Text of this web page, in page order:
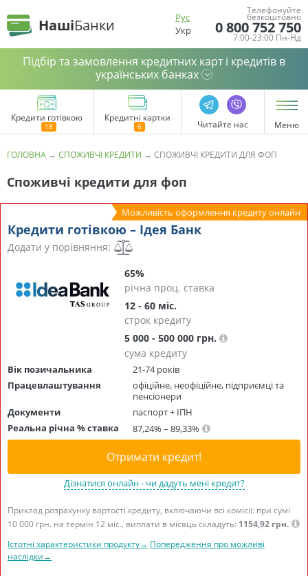
НашіБанки
Рус
Укр
Телефонуйте
безкоштовно
0 800 752 750
7:00-23:00 Пн-Нд
Підбір та замовлення кредитних карт і кредитів в
українських банках
Кредити готівкою Кредитні картки
Читайте нас Меню
ГОЛОВНА → СПОЖИВЧІ КРЕДИТИ → СПОЖИВЧІ КРЕДИТИ ДЛЯ ФОП
Споживчі кредити для фоп
Можливість оформлення кредиту онлайн
Кредити готівкою – Ідея Банк
Додати у порівняння:
65%
річна проц. ставка
12 - 60 міс.
строк кредиту
5 000 - 500 000 грн.
сума кредиту
Вік позичальника
21-74 років
Працевлаштування
офіційне, неофіційне, підприємці та
пенсіонери
Документи
паспорт + ІПН
Реальна річна % ставка
87,24% – 89,33%
Отримати кредит!
Дізнатися онлайн - чи дадуть мені кредит?
Приклад розрахунку вартості кредиту, включаючи всі комісії: при сумі
10 000 грн. на термін 12 міс., виплати в місяць складуть: 1154,92 грн.
Істотні характеристики продукту→ Попередження про можливі
наслідки→